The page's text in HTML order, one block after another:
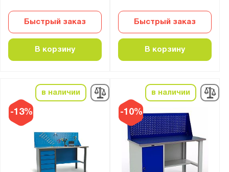
Быстрый заказ
В корзину
Быстрый заказ
В корзину
-13%
в наличии
-10%
в наличии
COMBAT
EXPERT WS
GARAGE
MASTER
MCN